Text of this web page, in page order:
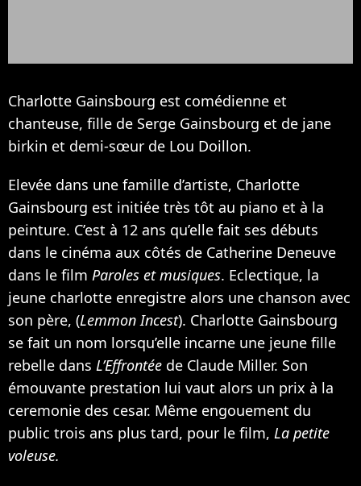
Charlotte Gainsbourg est comédienne et
chanteuse, fille de Serge Gainsbourg et de jane
birkin et demi-sœur de Lou Doillon.
Elevée dans une famille d’artiste, Charlotte
Gainsbourg est initiée très tôt au piano et à la
peinture. C’est à 12 ans qu’elle fait ses débuts
dans le cinéma aux côtés de Catherine Deneuve
dans le film Paroles et musiques. Eclectique, la
jeune charlotte enregistre alors une chanson avec
son père, (Lemmon Incest). Charlotte Gainsbourg
se fait un nom lorsqu’elle incarne une jeune fille
rebelle dans L’Effrontée de Claude Miller. Son
émouvante prestation lui vaut alors un prix à la
ceremonie des cesar. Même engouement du
public trois ans plus tard, pour le film, La petite
voleuse.